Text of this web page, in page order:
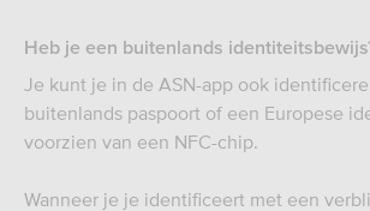
Heb je een buitenlands
Je kunt je in de ASN-app ook
buitenlands paspoort of een Europese
voorzien van een NFC-chip.
Wanneer je je identificeert met een